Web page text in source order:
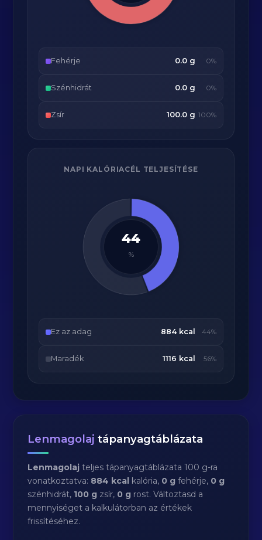
Fehérje 0.0 g 0%
Szénhidrát 0.0 g 0%
Zsír 100.0 g 100%
NAPI KALÓRIACÉL TELJESÍTÉSE
44
%
Ez az adag 884 kcal 44%
Maradék 1116 kcal 56%
Lenmagolaj tápanyagtáblázata
Lenmagolaj teljes tápanyagtáblázata 100 g-ra
vonatkoztatva: 884 kcal kalória, 0 g fehérje, 0 g
szénhidrát, 100 g zsír, 0 g rost. Változtasd a
mennyiséget a kalkulátorban az értékek
frissítéséhez.